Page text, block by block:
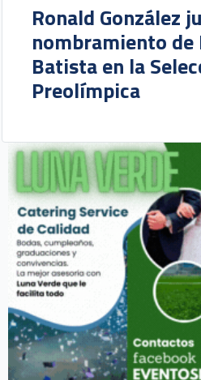
Ronald González
nombramiento de
Batista en la
Preolímpica